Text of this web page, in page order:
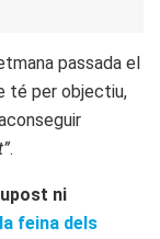
passada el
té per objectiu,
.
ni
feina dels